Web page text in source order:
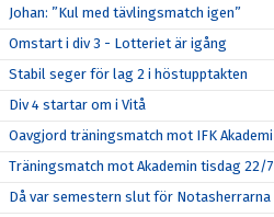
Johan: ”Kul med tävlingsmatch igen”
Omstart i div 3 - Lotteriet är igång
Stabil seger för lag 2 i höstupptakten
Div 4 startar om i Vitå
Oavgjord träningsmatch mot IFK Akademi
Träningsmatch mot Akademin tisdag 22/7
Då var semestern slut för Notasherrarna